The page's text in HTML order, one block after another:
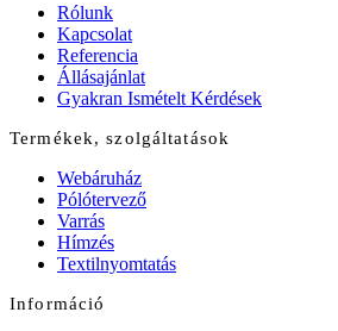
Rólunk
Kapcsolat
Referencia
Állásajánlat
Gyakran Ismételt Kérdések
Termékek, szolgáltatások
Webáruház
Pólótervező
Varrás
Hímzés
Textilnyomtatás
Információ